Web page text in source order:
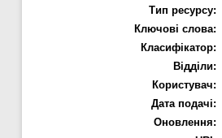
Тип ресурсу:
Ключові слова:
Класифікатор:
Відділи:
Користувач:
Дата подачі:
Оновлення: